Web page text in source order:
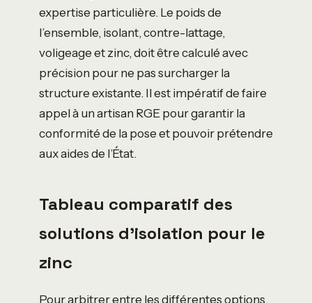
expertise particulière. Le poids de
l’ensemble, isolant, contre-lattage,
voligeage et zinc, doit être calculé avec
précision pour ne pas surcharger la
structure existante. Il est impératif de faire
appel à un artisan RGE pour garantir la
conformité de la pose et pouvoir prétendre
aux aides de l’État.
Tableau comparatif des
solutions d’isolation pour le
zinc
Pour arbitrer entre les différentes options,